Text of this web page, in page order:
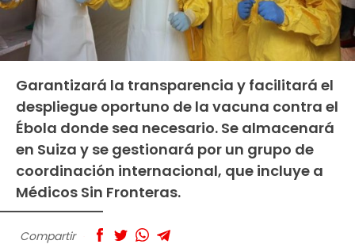
Garantizará la transparencia y facilitará el
despliegue oportuno de la vacuna contra el
Ébola donde sea necesario. Se almacenará
en Suiza y se gestionará por un grupo de
coordinación internacional, que incluye a
Médicos Sin Fronteras.
Compartir